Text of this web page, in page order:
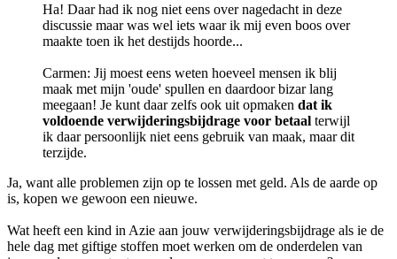
Ha! Daar had ik nog niet eens over nagedacht in deze
discussie maar was wel iets waar ik mij even boos over
maakte toen ik het destijds hoorde...
Carmen: Jij moest eens weten hoeveel mensen ik blij
maak met mijn 'oude' spullen en daardoor bizar lang
meegaan! Je kunt daar zelfs ook uit opmaken dat ik
voldoende verwijderingsbijdrage voor betaal terwijl
ik daar persoonlijk niet eens gebruik van maak, maar dit
terzijde.
Ja, want alle problemen zijn op te lossen met geld. Als de aarde op
is, kopen we gewoon een nieuwe.
Wat heeft een kind in Azie aan jouw verwijderingsbijdrage als ie de
hele dag met giftige stoffen moet werken om de onderdelen van